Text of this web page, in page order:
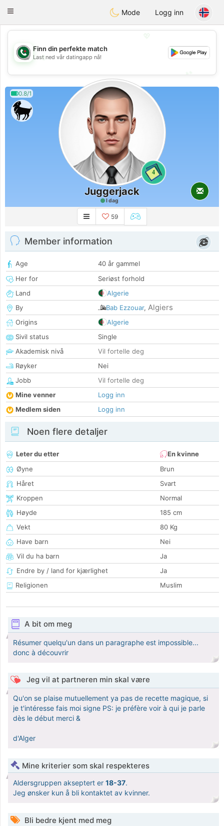
Weshrak
Toggle
Mode Logg inn
💖
💕
Finn din perfekte match
Last ned vår datingapp nå!
0.8/1
4
Juggerjack
I dag
59
Member information
Age
40 år gammel
Her for
Seriøst forhold
Land
Algerie
By
Bab Ezzouar, Algiers
Origins
Algerie
Sivil status
Single
Akademisk nivå
Vil fortelle deg
Røyker
Nei
Jobb
Vil fortelle deg
Mine venner
Logg inn
Medlem siden
Logg inn
Noen flere detaljer
Leter du etter
En kvinne
Øyne
Brun
Håret
Svart
Kroppen
Normal
Høyde
185 cm
Vekt
80 Kg
Have barn
Nei
Vil du ha barn
Ja
Endre by / land for kjærlighet
Ja
Religionen
Muslim
A bit om meg
Résumer quelqu'un dans un paragraphe est impossible...
donc à découvrir
Jeg vil at partneren min skal være
Qu'on se plaise mutuellement ya pas de recette magique, si
je t'intéresse fais moi signe PS: je préfère voir à qui je parle
dès le début merci &
d'Alger
Mine kriterier som skal respekteres
Aldersgruppen akseptert er 18-37.
Jeg ønsker kun å bli kontaktet av kvinner.
Bli bedre kjent med meg